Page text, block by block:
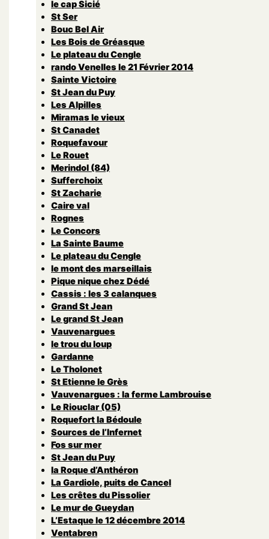
le cap Sicié
St Ser
Bouc Bel Air
Les Bois de Gréasque
Le plateau du Cengle
rando Venelles le 21 Février 2014
Sainte Victoire
St Jean du Puy
Les Alpilles
Miramas le vieux
St Canadet
Roquefavour
Le Rouet
Merindol (84)
Sufferchoix
St Zacharie
Caire val
Rognes
Le Concors
La Sainte Baume
Le plateau du Cengle
le mont des marseillais
Pique nique chez Dédé
Cassis : les 3 calanques
Grand St Jean
Le grand St Jean
Vauvenargues
le trou du loup
Gardanne
Le Tholonet
St Etienne le Grès
Vauvenargues : la ferme Lambrouise
Le Riouclar (05)
Roquefort la Bédoule
Sources de l’Infernet
Fos sur mer
St Jean du Puy
la Roque d’Anthéron
La Gardiole, puits de Cancel
Les crêtes du Pissolier
Le mur de Gueydan
L’Estaque le 12 décembre 2014
Ventabren